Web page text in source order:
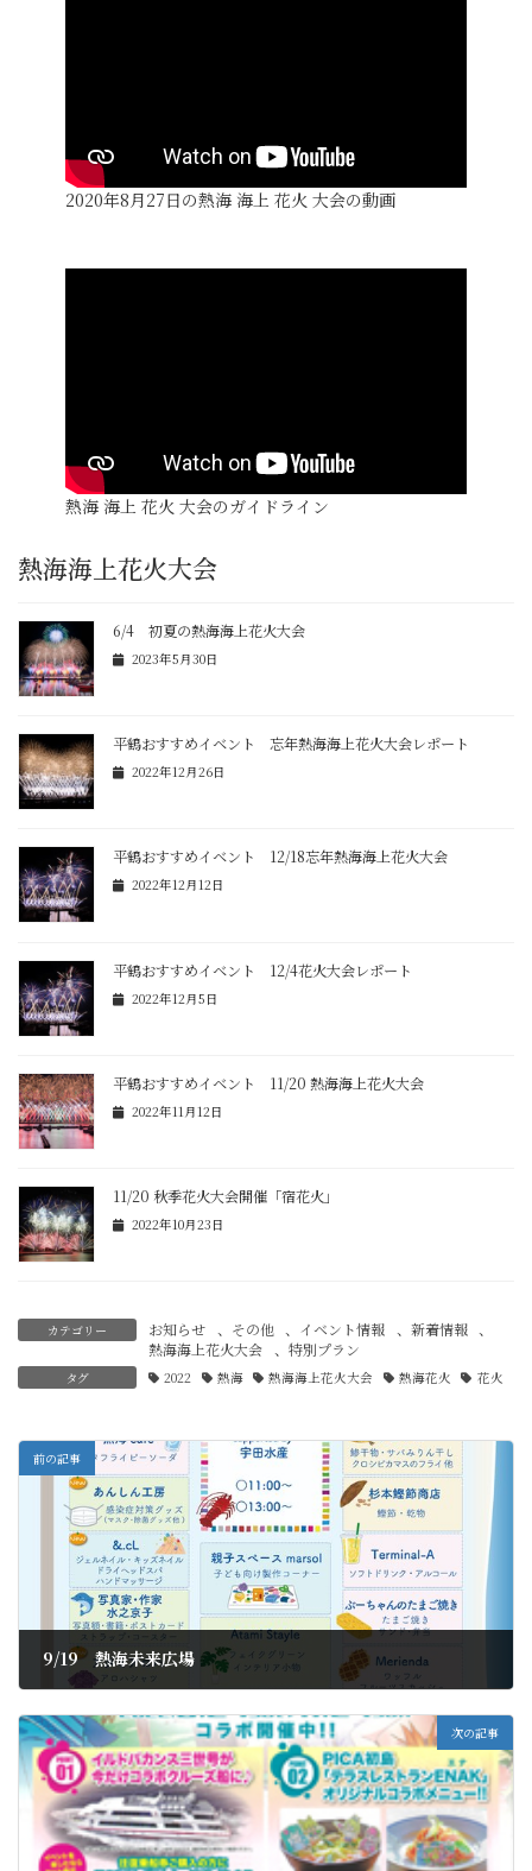
2020年8月27日の熱海 海上 花火 大会の動画
熱海 海上 花火 大会のガイドライン
熱海海上花火大会
6/4 初夏の熱海海上花火大会
2023年5月30日
平鶴おすすめイベント 忘年熱海海上花火大会レポート
2022年12月26日
平鶴おすすめイベント 12/18忘年熱海海上花火大会
2022年12月12日
平鶴おすすめイベント 12/4花火大会レポート
2022年12月5日
平鶴おすすめイベント 11/20 熱海海上花火大会
2022年11月12日
11/20 秋季花火大会開催「宿花火」
2022年10月23日
カテゴリー お知らせ 、 その他 、 イベント情報 、 新着情報 、
熱海海上花火大会 、 特別プラン
タグ 2022 熱海 熱海海上花火大会 熱海花火 花火
前の記事
9/19 熱海未来広場
次の記事